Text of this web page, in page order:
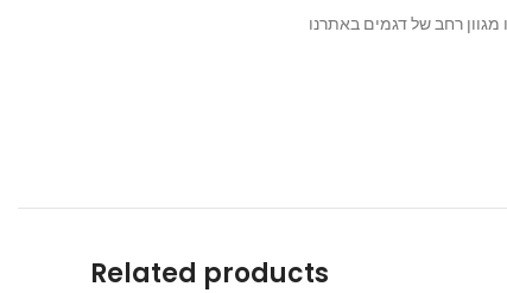
Related products